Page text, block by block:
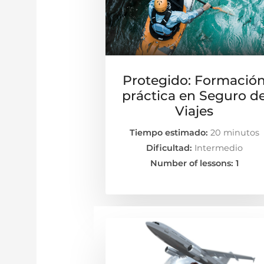
Protegido: Formación
práctica en Seguro
Viajes
Tiempo estimado: 20 minutos
Dificultad: Intermedio
Number of lessons: 1